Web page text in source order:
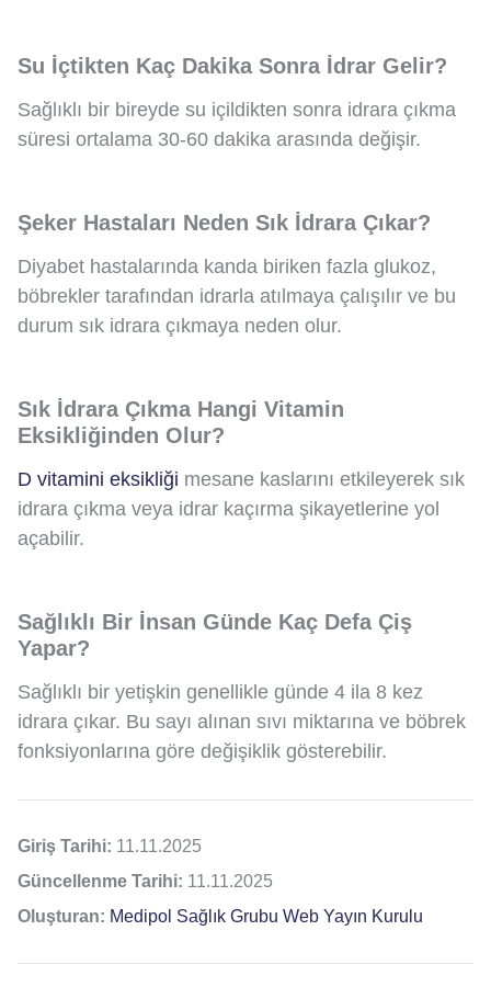
Su İçtikten Kaç Dakika Sonra İdrar Gelir?
Sağlıklı bir bireyde su içildikten sonra idrara çıkma
süresi ortalama 30-60 dakika arasında değişir.
Şeker Hastaları Neden Sık İdrara Çıkar?
Diyabet hastalarında kanda biriken fazla glukoz,
böbrekler tarafından idrarla atılmaya çalışılır ve bu
durum sık idrara çıkmaya neden olur.
Sık İdrara Çıkma Hangi Vitamin
Eksikliğinden Olur?
D vitamini eksikliği mesane kaslarını etkileyerek sık
idrara çıkma veya idrar kaçırma şikayetlerine yol
açabilir.
Sağlıklı Bir İnsan Günde Kaç Defa Çiş
Yapar?
Sağlıklı bir yetişkin genellikle günde 4 ila 8 kez
idrara çıkar. Bu sayı alınan sıvı miktarına ve böbrek
fonksiyonlarına göre değişiklik gösterebilir.
Giriş Tarihi: 11.11.2025
Güncellenme Tarihi: 11.11.2025
Oluşturan: Medipol Sağlık Grubu Web Yayın Kurulu